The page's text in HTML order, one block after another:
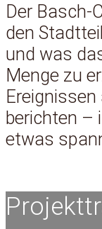
Der Basch-
den
und was
Menge zu
berichten –
etwas